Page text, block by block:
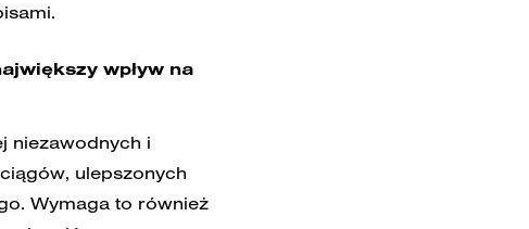
wpływ na
niezawodnych i
ulepszonych
Wymaga to również